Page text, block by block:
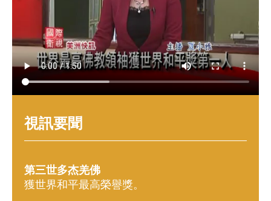
視訊要聞
第三世多杰羌佛
獲世界和平最高榮譽獎。